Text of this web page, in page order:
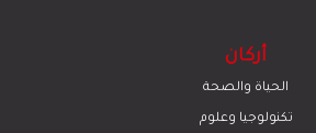
أركان
الحياة والصحة
تكنولوجيا وعلوم